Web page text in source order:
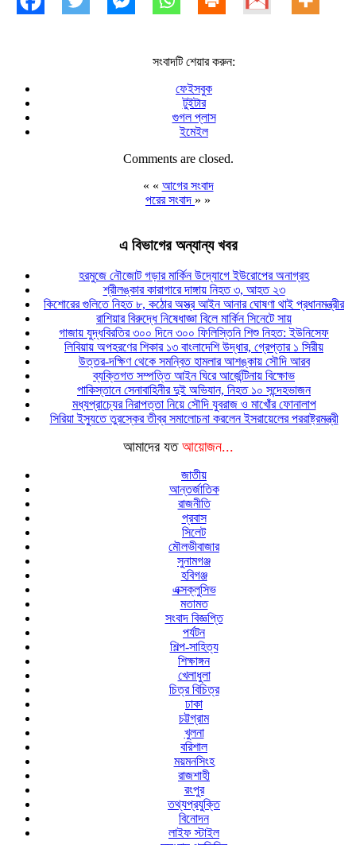
সংবাদটি শেয়ার করুন:
ফেইসবুক
টুইটার
গুগল প্লাস
ইমেইল
Comments are closed.
« « আগের সংবাদ
পরের সংবাদ » »
এ বিভাগের অন্যান্য খবর
হরমুজে নৌজোট গড়ার মার্কিন উদ্যোগে ইউরোপের অনাগ্রহ
শ্রীলঙ্কার কারাগারে দাঙ্গায় নিহত ৩, আহত ২৩
কিশোরের গুলিতে নিহত ৮, কঠোর অস্ত্র আইন আনার ঘোষণা থাই প্রধানমন্ত্রীর
রাশিয়ার বিরুদ্ধে নিষেধাজ্ঞা বিলে মার্কিন সিনেটে সায়
গাজায় যুদ্ধবিরতির ৩০০ দিনে ৩০০ ফিলিস্তিনি শিশু নিহত: ইউনিসেফ
লিবিয়ায় অপহরণের শিকার ১৩ বাংলাদেশি উদ্ধার, গ্রেপ্তার ১ সিরীয়
উত্তর-দক্ষিণ থেকে সমন্বিত হামলার আশঙ্কায় সৌদি আরব
ব্যক্তিগত সম্পত্তি আইন ঘিরে আর্জেন্টিনায় বিক্ষোভ
পাকিস্তানে সেনাবাহিনীর দুই অভিযান, নিহত ১০ সন্দেহভাজন
মধ্যপ্রাচ্যের নিরাপত্তা নিয়ে সৌদি যুবরাজ ও মাখোঁর ফোনালাপ
সিরিয়া ইস্যুতে তুরস্কের তীব্র সমালোচনা করলেন ইসরায়েলের পররাষ্ট্রমন্ত্রী
আমাদের যত আয়োজন...
জাতীয়
আন্তর্জাতিক
রাজনীতি
প্রবাস
সিলেট
মৌলভীবাজার
সুনামগঞ্জ
হবিগঞ্জ
এক্সক্লুসিভ
মতামত
সংবাদ বিজ্ঞপ্তি
পর্যটন
শিল্প-সাহিত্য
শিক্ষাঙ্গন
খেলাধুলা
চিত্র বিচিত্র
ঢাকা
চট্টগ্রাম
খুলনা
বরিশাল
ময়মনসিংহ
রাজশাহী
রংপুর
তথ্যপ্রযুক্তি
বিনোদন
লাইফ স্টাইল